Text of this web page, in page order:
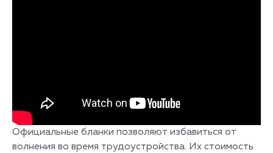
Официальные бланки позволяют избавиться от
волнения во время трудоустройства. Их стоимость